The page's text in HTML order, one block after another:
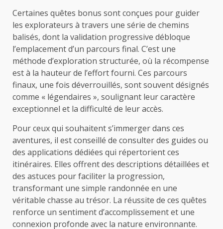
Certaines quêtes bonus sont conçues pour guider
les explorateurs à travers une série de chemins
balisés, dont la validation progressive débloque
l’emplacement d’un parcours final. C’est une
méthode d’exploration structurée, où la récompense
est à la hauteur de l’effort fourni. Ces parcours
finaux, une fois déverrouillés, sont souvent désignés
comme « légendaires », soulignant leur caractère
exceptionnel et la difficulté de leur accès.
Pour ceux qui souhaitent s’immerger dans ces
aventures, il est conseillé de consulter des guides ou
des applications dédiées qui répertorient ces
itinéraires. Elles offrent des descriptions détaillées et
des astuces pour faciliter la progression,
transformant une simple randonnée en une
véritable chasse au trésor. La réussite de ces quêtes
renforce un sentiment d’accomplissement et une
connexion profonde avec la nature environnante.